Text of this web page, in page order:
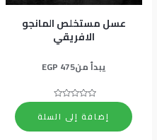
عسل مستخلص المانجو
الافريقي
يبدأ من EGP 475
التقييم
0
إضافة إلى السلة